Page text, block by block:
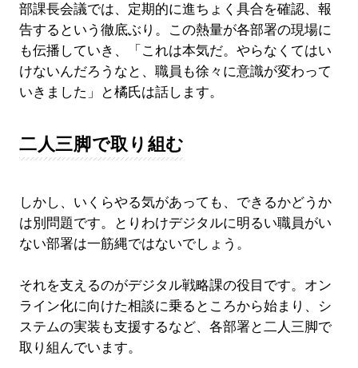
部課長会議では、定期的に進ちょく具合を確認、報
告するという徹底ぶり。この熱量が各部署の現場に
も伝播していき、「これは本気だ。やらなくてはい
けないんだろうなと、職員も徐々に意識が変わって
いきました」と橘氏は話します。
二人三脚で取り組む
しかし、いくらやる気があっても、できるかどうか
は別問題です。とりわけデジタルに明るい職員がい
ない部署は一筋縄ではないでしょう。
それを支えるのがデジタル戦略課の役目です。オン
ライン化に向けた相談に乗るところから始まり、シ
ステムの実装も支援するなど、各部署と二人三脚で
取り組んでいます。